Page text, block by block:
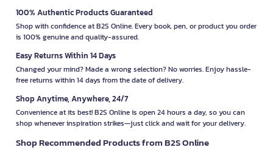
100% Authentic Products Guaranteed
Shop with confidence at B2S Online. Every book, pen, or product you order
is 100% genuine and quality-assured.
Easy Returns Within 14 Days
Changed your mind? Made a wrong selection? No worries. Enjoy hassle-
free returns within 14 days from the date of delivery.
Shop Anytime, Anywhere, 24/7
Convenience at its best! B2S Online is open 24 hours a day, so you can
shop whenever inspiration strikes—just click and wait for your delivery.
Shop Recommended Products from B2S Online